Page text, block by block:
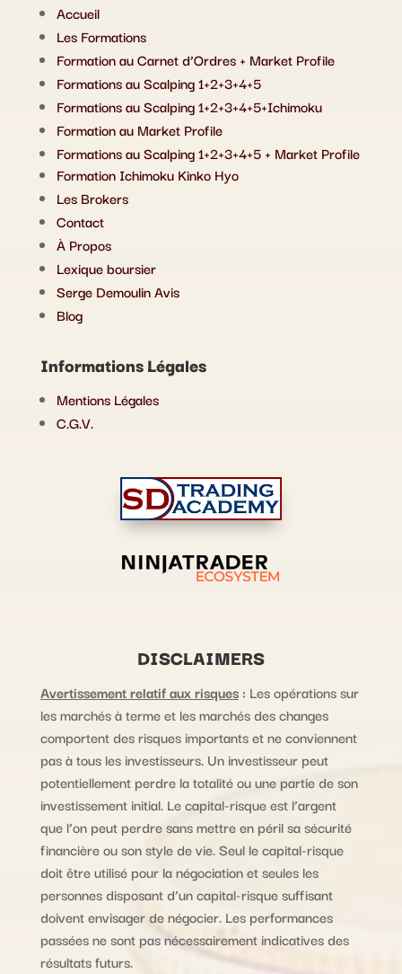
Accueil
Les Formations
Formation au Carnet d’Ordres + Market Profile
Formations au Scalping 1+2+3+4+5
Formations au Scalping 1+2+3+4+5+Ichimoku
Formation au Market Profile
Formations au Scalping 1+2+3+4+5 + Market Profile
Formation Ichimoku Kinko Hyo
Les Brokers
Contact
À Propos
Lexique boursier
Serge Demoulin Avis
Blog
Informations Légales
Mentions Légales
C.G.V.
DISCLAIMERS
Avertissement relatif aux risques: Les opérations sur
les marchés à terme et les marchés des changes
comportent des risques importants et ne conviennent
pas à tous les investisseurs. Un investisseur peut
potentiellement perdre la totalité ou une partie de son
investissement initial. Le capital-risque est l’argent
que l’on peut perdre sans mettre en péril sa sécurité
financière ou son style de vie. Seul le capital-risque
doit être utilisé pour la négociation et seules les
personnes disposant d’un capital-risque suffisant
doivent envisager de négocier. Les performances
passées ne sont pas nécessairement indicatives des
résultats futurs.